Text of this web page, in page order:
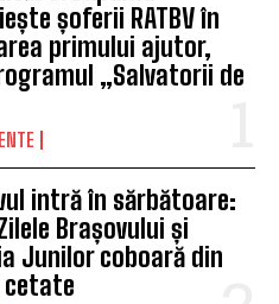
șoferii RATBV în
primului ajutor,
„Salvatorii de
intră în sărbătoare:
Brașovului și
Junilor coboară din
cetate